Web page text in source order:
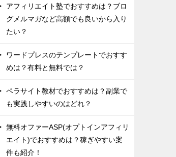
アフィリエイト塾でおすすめは？ブロ
グメルマガなど高額でも良いから入り
たい？
ワードプレスのテンプレートでおすす
めは？有料と無料では？
ペラサイト教材でおすすめは？副業で
も実践しやすいのはどれ？
無料オファーASP(オプトインアフィリ
エイト)でおすすめは？稼ぎやすい案
件も紹介！